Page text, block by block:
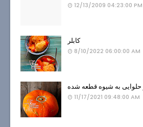
12/13/2009 04:23:00 PM
کابلر
8/10/2022 06:00:00 AM
حلوایی به شیوه قطعه شده
11/17/2021 09:48:00 AM